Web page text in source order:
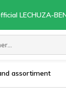
LECHUZA-
assortiment